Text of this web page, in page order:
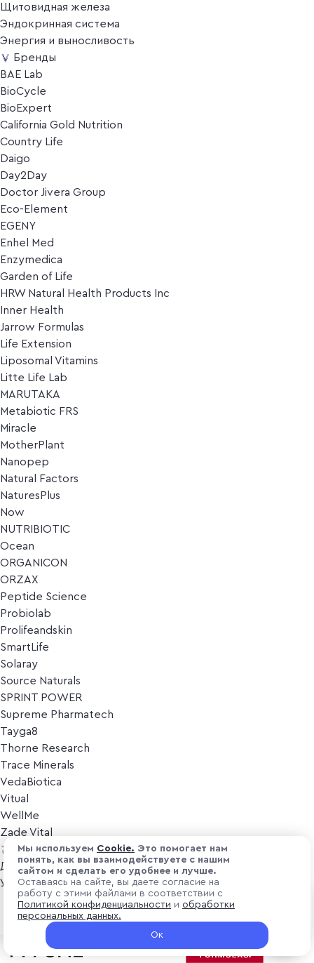
Щитовидная железа
Эндокринная система
Энергия и выносливость
Бренды
BAE Lab
BioCycle
BioExpert
California Gold Nutrition
Country Life
Daigo
Day2Day
Doctor Jivera Group
Eco-Element
EGENY
Enhel Med
Enzymedica
Garden of Life
HRW Natural Health Products Inc
Inner Health
Jarrow Formulas
Life Extension
Liposomal Vitamins
Litte Life Lab
MARUTAKA
Metabiotic FRS
Miracle
MotherPlant
Nanopep
Natural Factors
NaturesPlus
Now
NUTRIBIOTIC
Ocean
ORGANICON
ORZAX
Peptide Science
Probiolab
Prolifeandskin
SmartLife
Solaray
Source Naturals
SPRINT POWER
Supreme Pharmatech
Tayga8
Thorne Research
Trace Minerals
VedaBiotica
Vitual
WellMe
Zade Vital
Косметика
Дезодоранты
Уход за лицом
Уход за телом
Популярные бренды
₽ 3 471
+ 104.13 ₽ витуальками
В корзину
Мы используем Cоokіе. Это помогает нам
понять, как вы взаимодействуете с нашим
сайтом и сделать его удобнее и лучше.
Оставаясь на сайте, вы даете согласие на
работу с этими файлами в соответствии с
Политикой конфиденциальности и обработки
персональных данных.
Ок